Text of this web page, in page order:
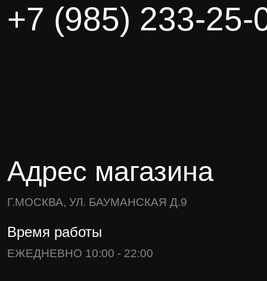
+7 (985) 233-25-
Адрес магазина
Г.МОСКВА, УЛ. БАУМАНСКАЯ Д.9
Время работы
ЕЖЕДНЕВНО 10:00 - 22:00